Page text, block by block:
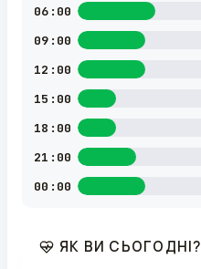
06:00
09:00
12:00
15:00
18:00
21:00
00:00
ЯК ВИ СЬОГОДНІ?